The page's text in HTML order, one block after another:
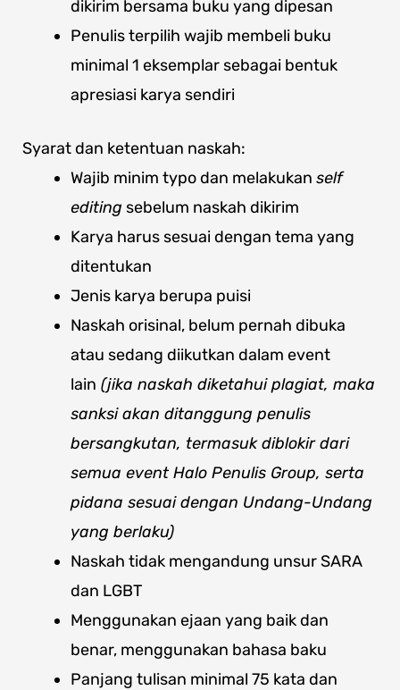
dikirim bersama buku yang dipesan
Penulis terpilih wajib membeli buku
minimal 1 eksemplar sebagai bentuk
apresiasi karya sendiri
Syarat dan ketentuan naskah:
Wajib minim typo dan melakukan self
editing sebelum naskah dikirim
Karya harus sesuai dengan tema yang
ditentukan
Jenis karya berupa puisi
Naskah orisinal, belum pernah dibuka
atau sedang diikutkan dalam event
lain (jika naskah diketahui plagiat, maka
sanksi akan ditanggung penulis
bersangkutan, termasuk diblokir dari
semua event Halo Penulis Group, serta
pidana sesuai dengan Undang-Undang
yang berlaku)
Naskah tidak mengandung unsur SARA
dan LGBT
Menggunakan ejaan yang baik dan
benar, menggunakan bahasa baku
Panjang tulisan minimal 75 kata dan